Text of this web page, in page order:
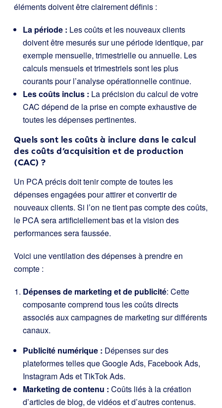
éléments doivent être clairement définis :
La période : Les coûts et les nouveaux clients
doivent être mesurés sur une période identique, par
exemple mensuelle, trimestrielle ou annuelle. Les
calculs mensuels et trimestriels sont les plus
courants pour l’analyse opérationnelle continue.
Les coûts inclus : La précision du calcul de votre
CAC dépend de la prise en compte exhaustive de
toutes les dépenses pertinentes.
Quels sont les coûts à inclure dans le calcul
des coûts d’acquisition et de production
(CAC) ?
Un PCA précis doit tenir compte de toutes les
dépenses engagées pour attirer et convertir de
nouveaux clients. Si l’on ne tient pas compte des coûts,
le PCA sera artificiellement bas et la vision des
performances sera faussée.
Voici une ventilation des dépenses à prendre en
compte :
Dépenses de marketing et de publicité: Cette
composante comprend tous les coûts directs
associés aux campagnes de marketing sur différents
canaux.
Publicité numérique : Dépenses sur des
plateformes telles que Google Ads, Facebook Ads,
Instagram Ads et TikTok Ads.
Marketing de contenu : Coûts liés à la création
d’articles de blog, de vidéos et d’autres contenus.